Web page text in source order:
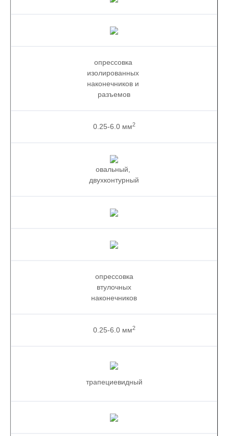
опрессовка
изолированных
наконечников и
разъемов
0.25-6.0 мм2
овальный,
двухконтурный
опрессовка
втулочных
наконечников
0.25-6.0 мм2
трапециевидный